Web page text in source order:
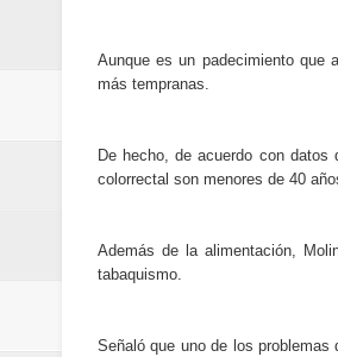
Dice
Rusia
Aunque es un padecimiento que
más tempranas.
De hecho, de acuerdo con
colorrectal son menores de 40
Además de la alimentación,
tabaquismo.
Señaló que uno de los